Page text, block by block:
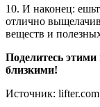
10. И наконец:
отлично
веществ и
Поделитесь
близкими!
Источник: